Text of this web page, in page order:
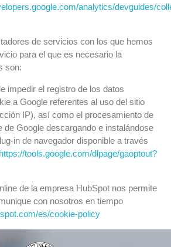
analytics/devguides/
de servicios con los que hemos
para el que es necesario la
son:
impedir el registro de los datos
a Google referentes al uso del sitio
IP), así como el procesamiento de
de Google descargando e instalándose
in de navegador disponible a través
https://tools.google.com/dlpage/gaoptout?
de la empresa HubSpot nos permite
con nosotros en tiempo
es/cookie-policy